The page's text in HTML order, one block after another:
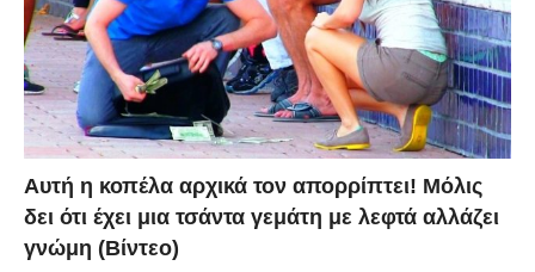
Αυτή η κοπέλα αρχικά τον απορρίπτει! Μόλις
δει ότι έχει μια τσάντα γεμάτη με λεφτά αλλάζει
γνώμη (Βίντεο)